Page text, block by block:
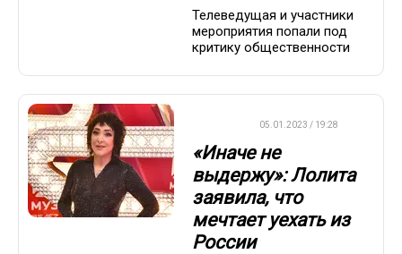
Телеведущая и участники
мероприятия попали под
критику общественности
05.01.2023 / 19:28
«Иначе не
выдержу»: Лолита
заявила, что
мечтает уехать из
России